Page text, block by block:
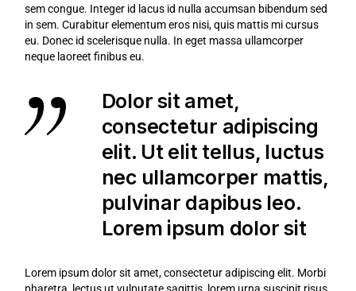
sem congue. Integer id lacus id nulla accumsan bibendum sed
in sem. Curabitur elementum eros nisi, quis mattis mi cursus
eu. Donec id scelerisque nulla. In eget massa ullamcorper
neque laoreet finibus eu.
Dolor sit amet,
consectetur adipiscing
elit. Ut elit tellus, luctus
nec ullamcorper mattis,
pulvinar dapibus leo.
Lorem ipsum dolor sit
Lorem ipsum dolor sit amet, consectetur adipiscing elit. Morbi
pharetra, lectus ut vulputate sagittis, lorem urna suscipit risus,